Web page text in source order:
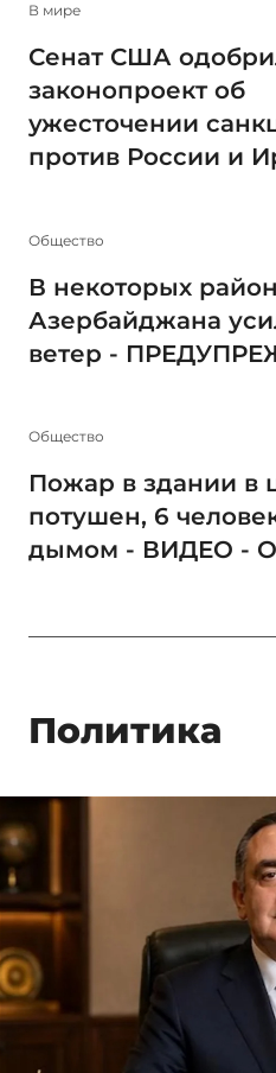
В мире
Сенат США
законопроект об
ужесточении
против России и
Общество
В некоторых
Азербайджана
ветер -
Общество
Пожар в здании в
потушен, 6
дымом - ВИДЕО -
Политика